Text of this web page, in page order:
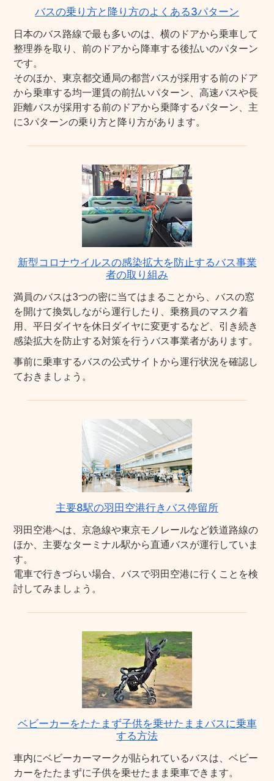
バスの乗り方と降り方のよくある3パターン
日本のバス路線で最も多いのは、横のドアから乗車して
整理券を取り、前のドアから降車する後払いのパターン
です。
そのほか、東京都交通局の都営バスが採用する前のドア
から乗車する均一運賃の前払いパターン、高速バスや長
距離バスが採用する前のドアから乗降するパターン、主
に3パターンの乗り方と降り方があります。
新型コロナウイルスの感染拡大を防止するバス事業
者の取り組み
満員のバスは3つの密に当てはまることから、バスの窓
を開けて換気しながら運行したり、乗務員のマスク着
用、平日ダイヤを休日ダイヤに変更するなど、引き続き
感染拡大を防止する対策を行うバス事業者があります。
事前に乗車するバスの公式サイトから運行状況を確認し
ておきましょう。
主要8駅の羽田空港行きバス停留所
羽田空港へは、京急線や東京モノレールなど鉄道路線の
ほか、主要なターミナル駅から直通バスが運行していま
す。
電車で行きづらい場合、バスで羽田空港に行くことを検
討してみましょう。
ベビーカーをたたまず子供を乗せたままバスに乗車
する方法
車内にベビーカーマークが貼られているバスは、ベビー
カーをたたまずに子供を乗せたまま乗車できます。